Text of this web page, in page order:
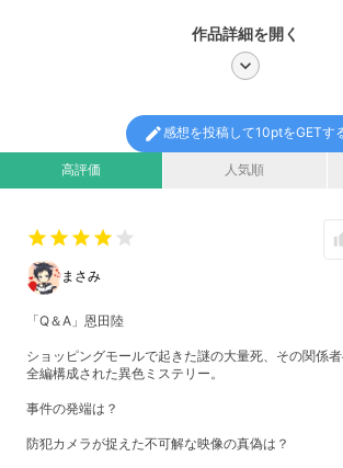
作品詳細を開く
chevron_right
高評価 人気順
edit感想を投稿して10ptをGETす
star star star star star
まさみ
「Q＆A」恩田陸
ショッピングモールで起きた謎の大量死、その関係
全編構成された異色ミステリー。
事件の発端は？
防犯カメラが捉えた不可解な映像の真偽は？